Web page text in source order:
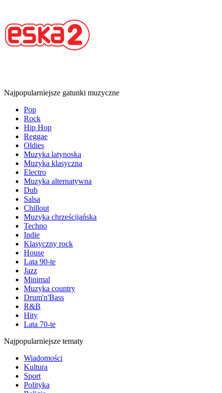
Najpopularniejsze gatunki muzyczne
Pop
Rock
Hip Hop
Reggae
Oldies
Muzyka latynoska
Muzyka klasyczna
Electro
Muzyka alternatywna
Dub
Salsa
Chillout
Muzyka chrześcijańska
Techno
Indie
Klasyczny rock
House
Lata 90-te
Jazz
Minimal
Muzyka country
Drum'n'Bass
R&B
Hity
Lata 70-te
Najpopularniejsze tematy
Wiadomości
Kultura
Sport
Polityka